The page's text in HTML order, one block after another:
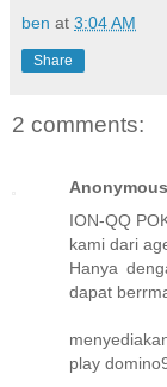
ben at 3:04 AM
Share
2 comments:
Anonymous
ION-QQ
kami dari
Hanya
dapat
play